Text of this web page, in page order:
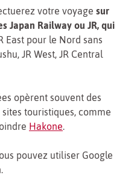
votre voyage sur
Japan Railway ou JR, qui
East pour le Nord sans
JR West, JR Central
opèrent souvent des
touristiques, comme
Hakone.
pouvez utiliser Google